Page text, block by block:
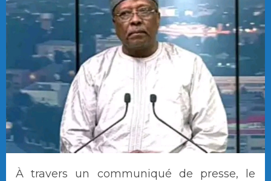
À travers un communiqué de presse, le